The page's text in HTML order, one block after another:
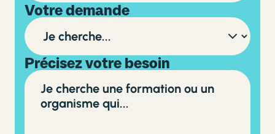
Votre demande
Précisez votre besoin